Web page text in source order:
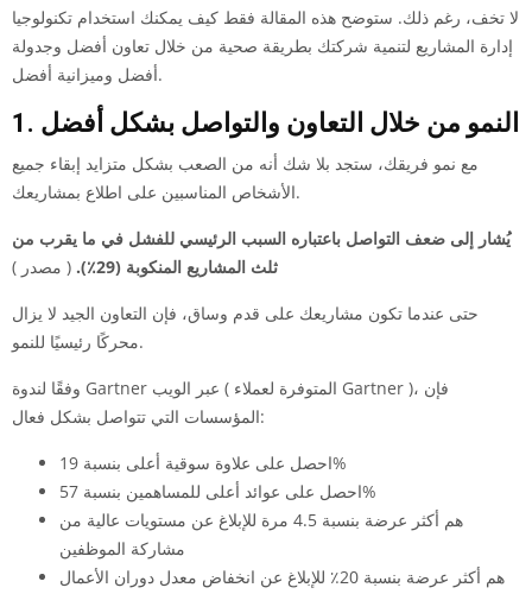
لا تخف، رغم ذلك. ستوضح هذه المقالة فقط كيف يمكنك استخدام تكنولوجيا
إدارة المشاريع لتنمية شركتك بطريقة صحية من خلال تعاون أفضل وجدولة
أفضل وميزانية أفضل.
1. النمو من خلال التعاون والتواصل بشكل أفضل
مع نمو فريقك، ستجد بلا شك أنه من الصعب بشكل متزايد إبقاء جميع
الأشخاص المناسبين على اطلاع بمشاريعك.
يُشار إلى ضعف التواصل باعتباره السبب الرئيسي للفشل في ما يقرب من
ثلث المشاريع المنكوبة (29٪).
( مصدر )
حتى عندما تكون مشاريعك على قدم وساق، فإن التعاون الجيد لا يزال
محركًا رئيسيًا للنمو.
وفقًا لندوة Gartner عبر الويب ( المتوفرة لعملاء Gartner )، فإن
المؤسسات التي تتواصل بشكل فعال:
احصل على علاوة سوقية أعلى بنسبة 19%
احصل على عوائد أعلى للمساهمين بنسبة 57%
هم أكثر عرضة بنسبة 4.5 مرة للإبلاغ عن مستويات عالية من
مشاركة الموظفين
هم أكثر عرضة بنسبة 20٪ للإبلاغ عن انخفاض معدل دوران الأعمال